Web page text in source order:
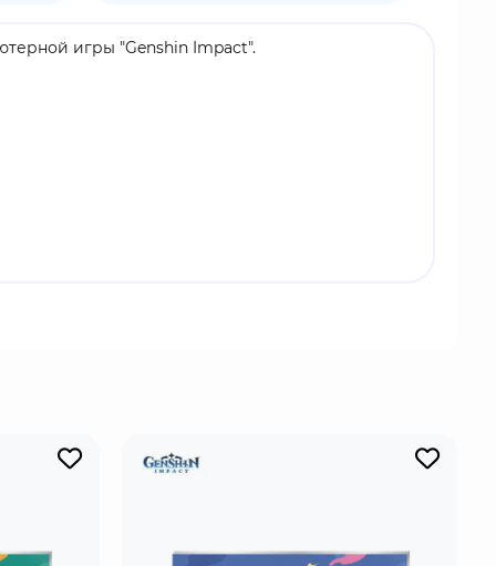
игры "Genshin Impact".
Синь Янь. Ее мандолина зажигает, и не в